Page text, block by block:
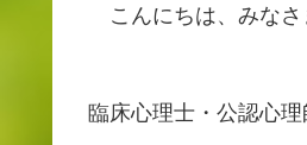
こんにちは、みなさ
臨床心理士・公認心理